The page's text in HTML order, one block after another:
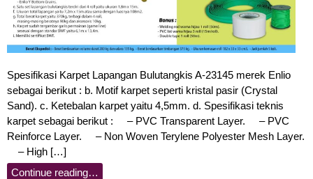
Spesifikasi Karpet Lapangan Bulutangkis A-23145 merek Enlio
sebagai berikut : b. Motif karpet seperti kristal pasir (Crystal
Sand). c. Ketebalan karpet yaitu 4,5mm. d. Spesifikasi teknis
karpet sebagai berikut : – PVC Transparent Layer. – PVC
Reinforce Layer. – Non Woven Terylene Polyester Mesh Layer.
– High […]
Continue reading…